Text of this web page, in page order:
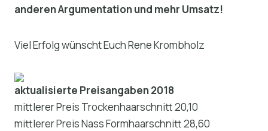
anderen Argumentation und mehr Umsatz!
Viel Erfolg wünscht Euch Rene Krombholz
aktualisierte Preisangaben 2018
mittlerer Preis Trockenhaarschnitt 20,10
mittlerer Preis Nass Formhaarschnitt 28,60